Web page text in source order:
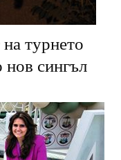
турнето
сингъл